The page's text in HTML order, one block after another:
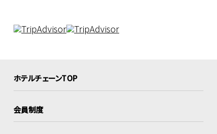
ホテルチェーンTOP
会員制度